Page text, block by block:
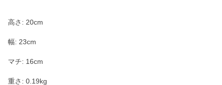
高さ: 20cm
幅: 23cm
マチ: 16cm
重さ: 0.19kg